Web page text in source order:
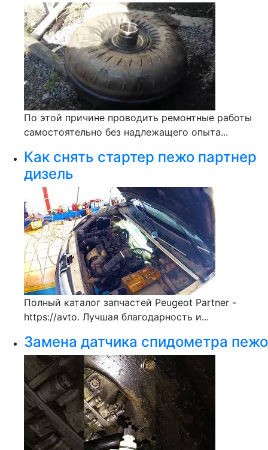
По этой причине проводить ремонтные работы
самостоятельно без надлежащего опыта...
Как снять стартер пежо партнер
дизель
Полный каталог запчастей Peugeot Partner -
https://avto. Лучшая благодарность и...
Замена датчика спидометра пежо